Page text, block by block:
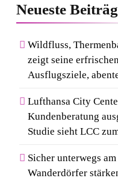
Neueste
Wildfluss,
zeigt seine
Ausflugsziele,
Lufthansa City
Kundenberatung
Studie sieht LCC
Sicher unterwegs
Wanderdörfer